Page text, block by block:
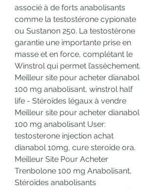
associé à de forts anabolisants
comme la testostérone cypionate
ou Sustanon 250. La testostérone
garantie une importante prise en
masse et en force, complétant le
Winstrol qui permet l’assèchement.
Meilleur site pour acheter dianabol
100 mg anabolisant, winstrol half
life - Stéroïdes légaux à vendre
Meilleur site pour acheter dianabol
100 mg anabolisant User:
testosterone injection achat
dianabol 10mg, cure steroide ora.
Meilleur Site Pour Acheter
Trenbolone 100 mg Anabolisant,
Stéroïdes anabolisants